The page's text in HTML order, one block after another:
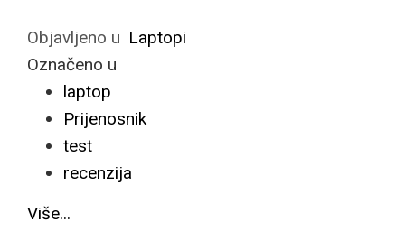
Objavljeno u Laptopi
Označeno u
laptop
Prijenosnik
test
recenzija
Više...